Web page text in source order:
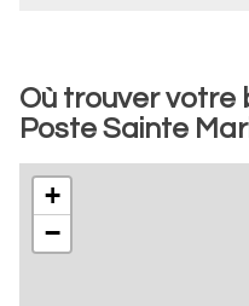
Où trouver votre
Poste Sainte
+
−